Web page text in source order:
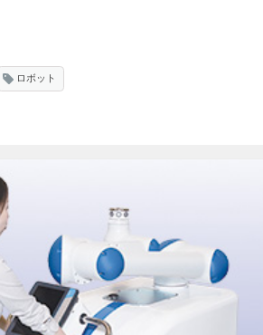
ロボット